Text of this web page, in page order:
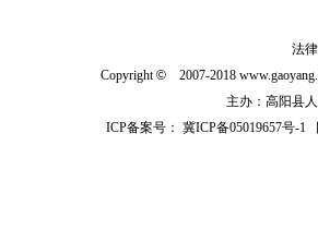
法
Copyright©2007-2018
主办：高阳县
ICP备案号： 冀ICP备05019657号-1